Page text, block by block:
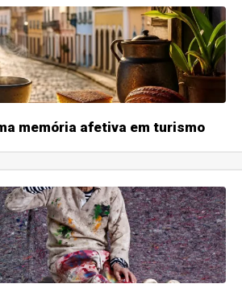
memória afetiva em turismo